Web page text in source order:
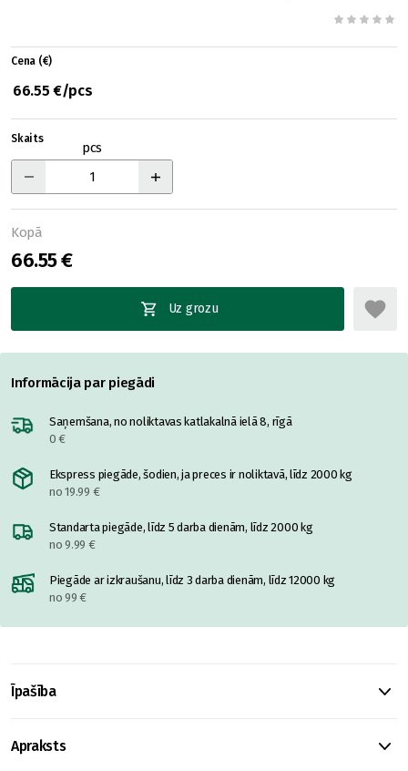
Cena (€)
66.55 €/pcs
Skaits
pcs
Kopā
66.55 €
Uz grozu
Informācija par piegādi
Saņemšana, no noliktavas katlakalnā ielā 8, rīgā
0 €
Ekspress piegāde, šodien, ja preces ir noliktavā, līdz 2000 kg
no 19.99 €
Standarta piegāde, līdz 5 darba dienām, līdz 2000 kg
no 9.99 €
Piegāde ar izkraušanu, līdz 3 darba dienām, līdz 12000 kg
no 99 €
Īpašība
Apraksts